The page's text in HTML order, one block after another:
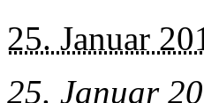
25. Januar
25. Januar